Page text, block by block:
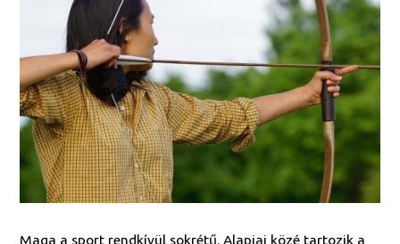
Maga a sport rendkívül sokrétű. Alapjai közé tartozik a